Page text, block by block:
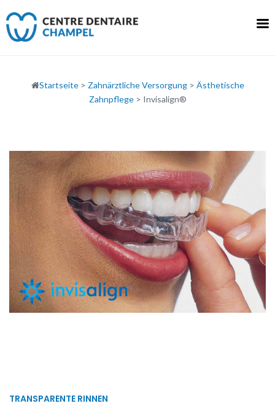
to
content
Startseite> Zahnärztliche Versorgung > Ästhetische
Zahnpflege> Invisalign®
TRANSPARENTE RINNEN